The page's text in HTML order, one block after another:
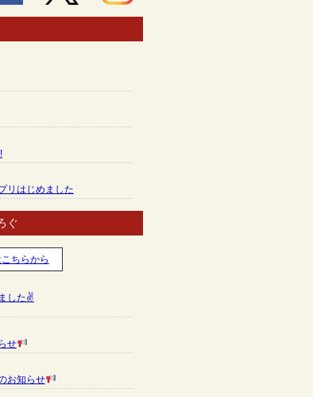
リはじめました
ぐ
ちらから
した✌
せ
お知らせ